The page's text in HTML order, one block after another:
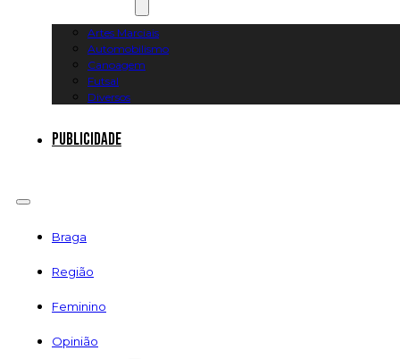
Artes Marciais
Automobilismo
Canoagem
Futsal
Diversos
Publicidade
Braga
Região
Feminino
Opinião